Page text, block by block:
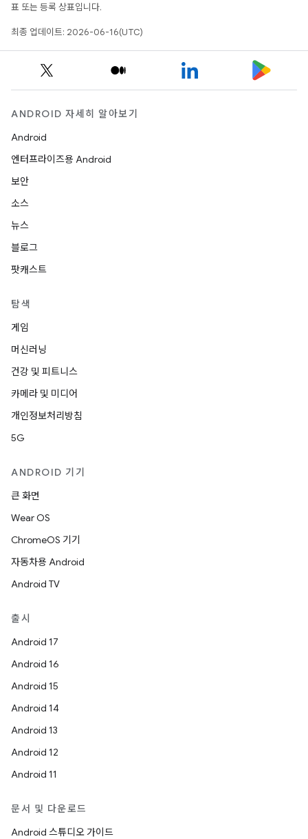
표 또는 등록 상표입니다.
최종 업데이트: 2026-06-16(UTC)
ANDROID 자세히 알아보기
Android
엔터프라이즈용 Android
보안
소스
뉴스
블로그
팟캐스트
탐색
게임
머신러닝
건강 및 피트니스
카메라 및 미디어
개인정보처리방침
5G
ANDROID 기기
큰 화면
Wear OS
ChromeOS 기기
자동차용 Android
Android TV
출시
Android 17
Android 16
Android 15
Android 14
Android 13
Android 12
Android 11
문서 및 다운로드
Android 스튜디오 가이드